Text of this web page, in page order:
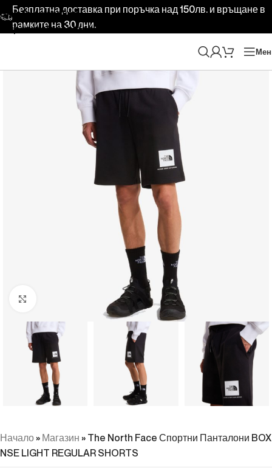
Skip to navigation
Skip to main content
Безплатна доставка при поръчка над 150лв. и връщане в
рамките на 30 дни.
Натиснете, за да увеличите
Начало » Магазин » The North Face Спортни Панталони BOX
NSE LIGHT REGULAR SHORTS